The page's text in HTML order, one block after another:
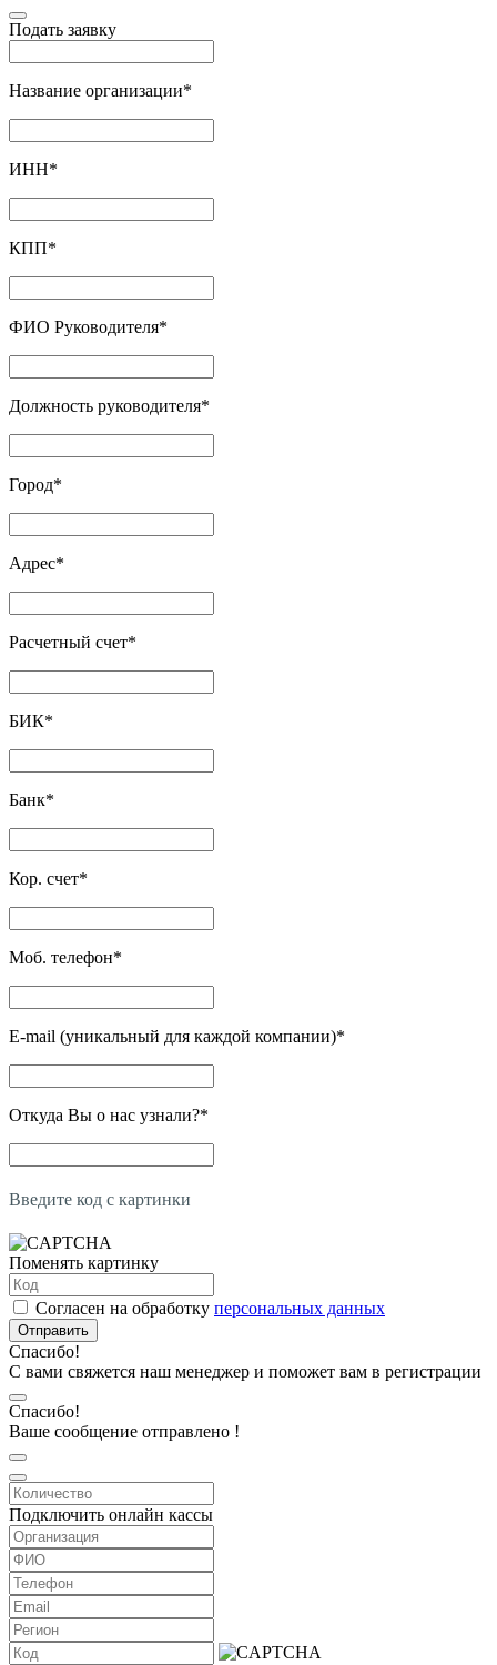
Подать заявку
Название организации*
ИНН*
КПП*
ФИО Руководителя*
Должность руководителя*
Город*
Адрес*
Расчетный счет*
БИК*
Банк*
Кор. счет*
Моб. телефон*
E-mail (уникальный для каждой компании)*
Откуда Вы о нас узнали?*
Введите код с картинки
Поменять картинку
Согласен на обработку персональных данных
Отправить
Спасибо!
С вами свяжется наш менеджер и поможет вам в регистрации
Спасибо!
Ваше сообщение отправлено !
Подключить онлайн кассы